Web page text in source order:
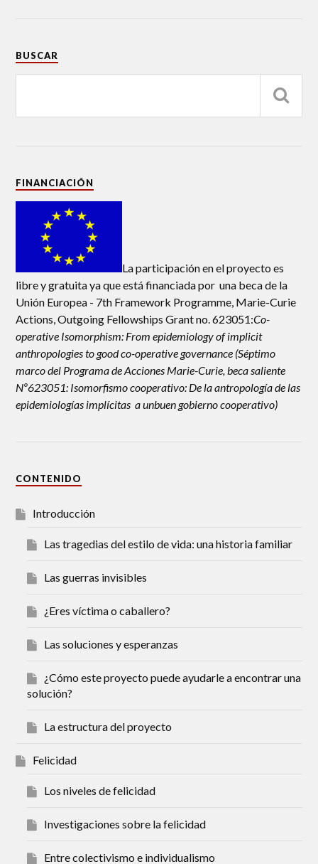
BUSCAR
FINANCIACIÓN
La participación en el proyecto es
libre y gratuita ya que está financiada por una beca de la
Unión Europea - 7th Framework Programme, Marie-Curie
Actions, Outgoing Fellowships Grant no. 623051:Co-
operative Isomorphism: From epidemiology of implicit
anthropologies to good co-operative governance (Séptimo
marco del Programa de Acciones Marie-Curie, beca saliente
Nº623051: Isomorfismo cooperativo: De la antropología de las
epidemiologías implícitas a unbuen gobierno cooperativo)
CONTENIDO
Introducción
Las tragedias del estilo de vida: una historia familiar
Las guerras invisibles
¿Eres víctima o caballero?
Las soluciones y esperanzas
¿Cómo este proyecto puede ayudarle a encontrar una
solución?
La estructura del proyecto
Felicidad
Los niveles de felicidad
Investigaciones sobre la felicidad
Entre colectivismo e individualismo